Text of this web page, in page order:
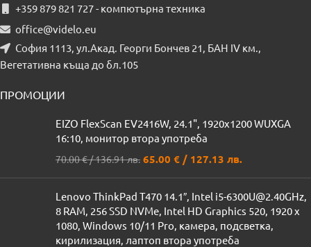
+359 879 821 727 - компютърна техника
office@videlo.eu
София 1113, ул.Акад. Георги Бончев 21, БАН IV км.,
Вегетативна къща до бл.105
ПРОМОЦИИ
EIZO FlexScan EV2416W, 24.1", 1920x1200 WUXGA
16:10, монитор втора употреба
70.00€/ 136.91 лв. 65.00 € / 127.13 лв.
Lenovo ThinkPad T470 14.1″, Intel i5-6300U@2.40GHz,
8 RAM, 256 SSD NVMe, Intel HD Graphics 520, 1920 x
1080, Windows 10/11 Pro, камера, подсветка,
кирилизация, лаптоп втора употреба